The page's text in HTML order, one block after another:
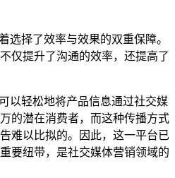
选择了效率与效果的双重保障。
仅提升了沟通的效率，还提高了
以轻松地将产品信息通过社交媒
的潜在消费者，而这种传播方式
难以比拟的。因此，这一平台已
要纽带，是社交媒体营销领域的